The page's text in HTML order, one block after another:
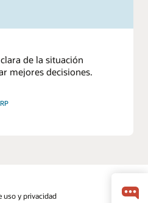
de la situación
mejores decisiones.
uso y privacidad